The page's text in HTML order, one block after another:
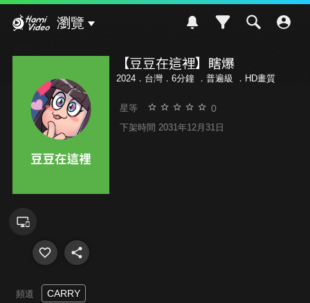
瀏覽
【豆豆在這裡】瞎爆
2024．台灣．6分鐘 ． 普遍級 ．HD畫質
星等 0
下架時間 2031年12月31日
頻道 CARRY